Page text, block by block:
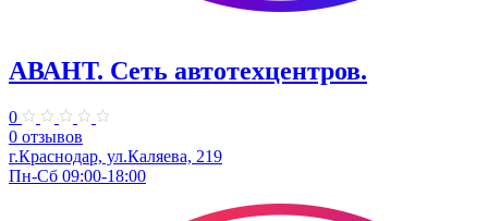
АВАНТ. ​Сеть автотехцентров.
0
0 отзывов
г.Краснодар, ул.Каляева, 219
Пн-Сб 09:00-18:00